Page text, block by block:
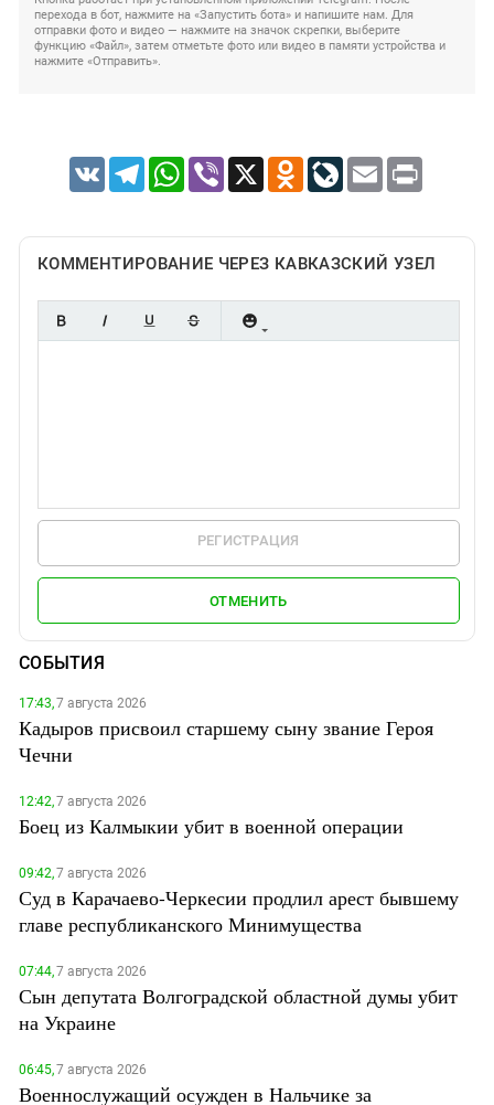
перехода в бот, нажмите на «Запустить бота» и напишите нам. Для
отправки фото и видео — нажмите на значок скрепки, выберите
функцию «Файл», затем отметьте фото или видео в памяти устройства и
нажмите «Отправить».
VK TelegramWhatsApp
Viber X Odnoklassniki
LiveJournal
Email Print
КОММЕНТИРОВАНИЕ ЧЕРЕЗ КАВКАЗСКИЙ УЗЕЛ
РЕГИСТРАЦИЯ
ОТМЕНИТЬ
СОБЫТИЯ
17:43,7 августа 2026
Кадыров присвоил старшему сыну звание Героя
Чечни
12:42,7 августа 2026
Боец из Калмыкии убит в военной операции
09:42,7 августа 2026
Суд в Карачаево-Черкесии продлил арест бывшему
главе республиканского Минимущества
07:44,7 августа 2026
Сын депутата Волгоградской областной думы убит
на Украине
06:45,7 августа 2026
Военнослужащий осужден в Нальчике за